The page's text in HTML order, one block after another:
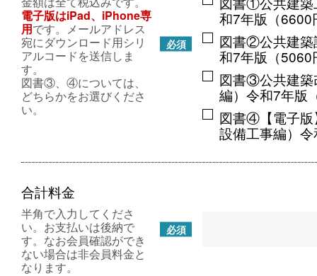
必須
電子版はiPad、iPhone専
用です。メールアドレス
宛にダウンロード用シリ
アルコードを送信しま
す。
図書③、④については、
どちらかをお選びくださ
い。
和7年版（6600
図書②公共建築
和7年版（5060
図書③公共建築
編）令和7年版
図書④【電子版
設備工事編）
合計料金
必須
半角で入力してくださ
い。お支払いは後納で
す。なお会員確認ができ
ない場合は非会員料金と
なります。